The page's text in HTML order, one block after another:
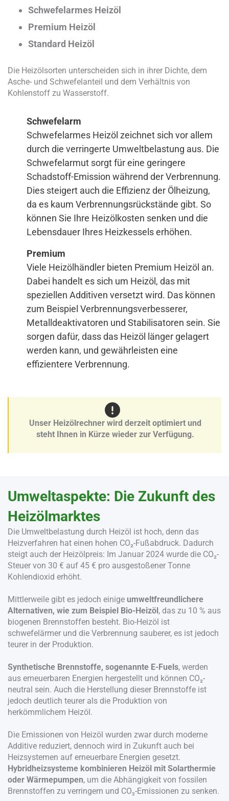
Schwefelarmes Heizöl
Premium Heizöl
Standard Heizöl
Die Heizölsorten unterscheiden sich in ihrer Dichte, dem
Asche- und Schwefelanteil und dem Verhältnis von
Kohlenstoff zu Wasserstoff.
Schwefelarm
Schwefelarmes Heizöl zeichnet sich vor allem
durch die verringerte Umweltbelastung aus. Die
Schwefelarmut sorgt für eine geringere
Schadstoff-Emission während der Verbrennung.
Dies steigert auch die Effizienz der Ölheizung,
da es kaum Verbrennungsrückstände gibt. So
können Sie Ihre Heizölkosten senken und die
Lebensdauer Ihres Heizkessels erhöhen.
Premium
Viele Heizölhändler bieten Premium Heizöl an.
Dabei handelt es sich um Heizöl, das mit
speziellen Additiven versetzt wird. Das können
zum Beispiel Verbrennungsverbesserer,
Metalldeaktivatoren und Stabilisatoren sein. Sie
sorgen dafür, dass das Heizöl länger gelagert
werden kann, und gewährleisten eine
effizientere Verbrennung.
Unser Heizölrechner wird derzeit optimiert und
steht Ihnen in Kürze wieder zur Verfügung.
Umweltaspekte: Die Zukunft des
Heizölmarktes
Die Umweltbelastung durch Heizöl ist hoch, denn das
Heizverfahren hat einen hohen CO₂-Fußabdruck. Dadurch
steigt auch der Heizölpreis: Im Januar 2024 wurde die CO₂-
Steuer von 30 € auf 45 € pro ausgestoßener Tonne
Kohlendioxid erhöht.
Mittlerweile gibt es jedoch einige umweltfreundlichere
Alternativen, wie zum Beispiel Bio-Heizöl, das zu 10 % aus
biogenen Brennstoffen besteht. Bio-Heizöl ist
schwefelärmer und die Verbrennung sauberer, es ist jedoch
teurer in der Produktion.
Synthetische Brennstoffe, sogenannte E-Fuels, werden
aus erneuerbaren Energien hergestellt und können CO₂-
neutral sein. Auch die Herstellung dieser Brennstoffe ist
jedoch deutlich teurer als die Produktion von
herkömmlichem Heizöl.
Die Emissionen von Heizöl wurden zwar durch moderne
Additive reduziert, dennoch wird in Zukunft auch bei
Heizsystemen auf erneuerbare Energien gesetzt.
Hybridheizsysteme kombinieren Heizöl mit Solarthermie
oder Wärmepumpen, um die Abhängigkeit von fossilen
Brennstoffen zu verringern und CO₂-Emissionen zu senken.